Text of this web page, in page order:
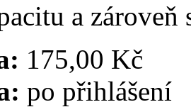
a
175,00 Kč
po přihlášení